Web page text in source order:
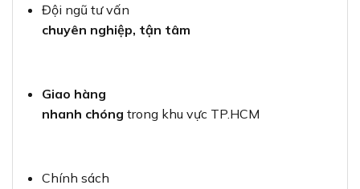
Đội ngũ tư vấn
chuyên nghiệp, tận tâm
Giao hàng
nhanh chóng trong khu vực TP.HCM
Chính sách